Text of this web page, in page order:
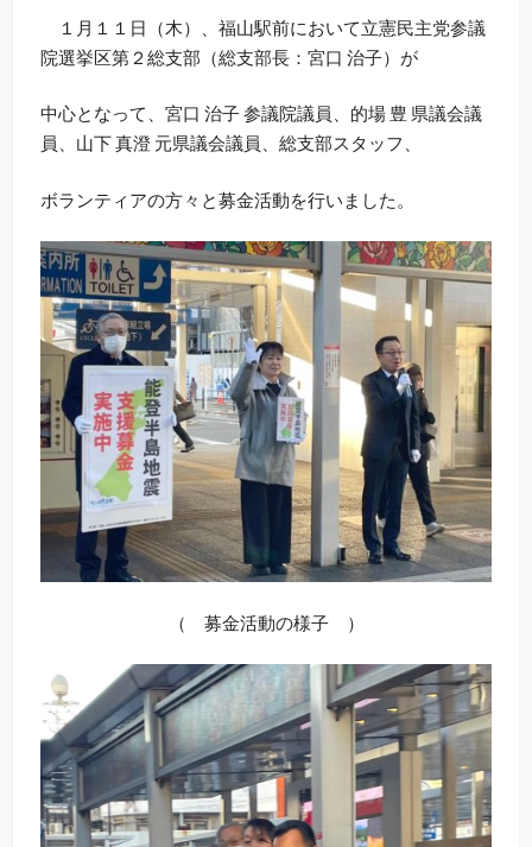
１月１１日（木）、福山駅前において立憲民主党参議
院選挙区第２総支部（総支部長：宮口 治子）が
中心となって、宮口 治子 参議院議員、的場 豊 県議会議
員、山下 真澄 元県議会議員、総支部スタッフ、
ボランティアの方々と募金活動を行いました。
（ 募金活動の様子 ）